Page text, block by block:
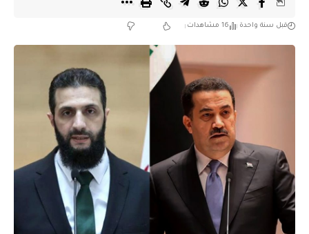
قبل سنة واحدة 16 مشاهدات